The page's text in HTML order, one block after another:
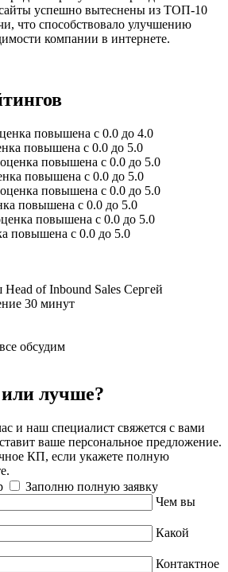
успешно вытеснены из ТОП-10
что способствовало улучшению
компании в интернете.
повышена с 0.0 до 4.0
повышена с 0.0 до 5.0
повышена с 0.0 до 5.0
повышена с 0.0 до 5.0
повышена с 0.0 до 5.0
повышена с 0.0 до 5.0
повышена с 0.0 до 5.0
повышена с 0.0 до 5.0
Head of Inbound Sales Сергей
30 минут
обсудим
лучше?
и наш специалист свяжется с вами
ваше персональное предложение.
КП, если укажете полную
Заполню полную заявку
Чем вы
Какой
Контактное